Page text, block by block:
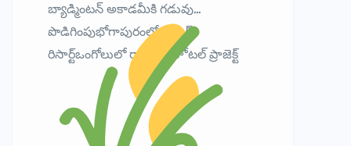
బ్యాడ్మింటన్ అకాడమీకి గడువు
పొడిగింపుభోగాపురంలో 5 స్టార్
రిసార్ట్ఒంగోలులో రాడిసన్ హోటల్ ప్రాజెక్ట్